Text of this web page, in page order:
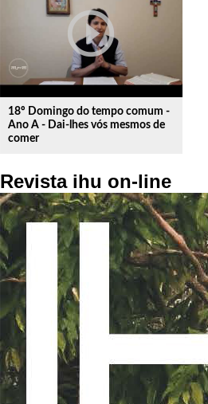
play_circle_outline
18º Domingo do tempo comum -
Ano A - Dai-lhes vós mesmos de
comer
Revista ihu on-line